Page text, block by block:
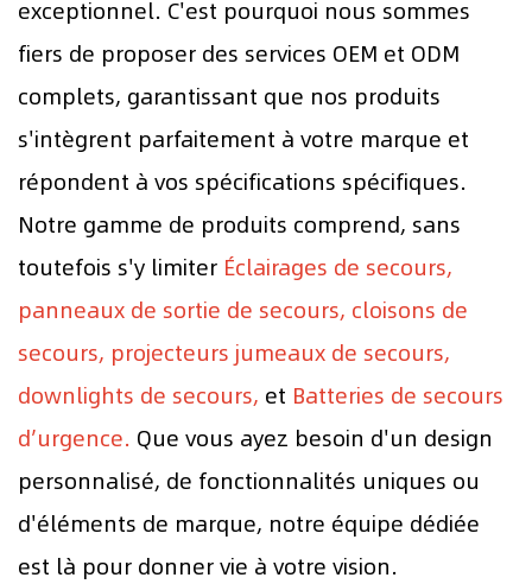
exceptionnel. C'est pourquoi nous sommes
fiers de proposer des services OEM et ODM
complets, garantissant que nos produits
s'intègrent parfaitement à votre marque et
répondent à vos spécifications spécifiques.
Notre gamme de produits comprend, sans
toutefois s'y limiter Éclairages de secours,
panneaux de sortie de secours, cloisons de
secours, projecteurs jumeaux de secours,
downlights de secours, et Batteries de secours
d’urgence. Que vous ayez besoin d'un design
personnalisé, de fonctionnalités uniques ou
d'éléments de marque, notre équipe dédiée
est là pour donner vie à votre vision.